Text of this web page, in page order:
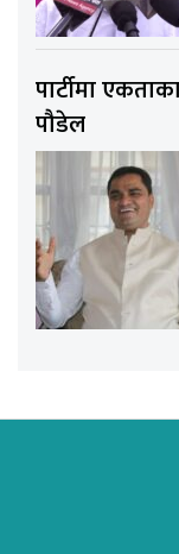
पार्टीमा
पौडेल